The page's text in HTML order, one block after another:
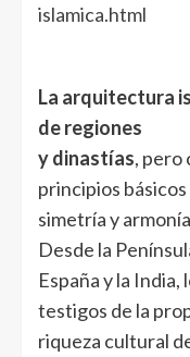
islamica.html
La arquitectura
de regiones
y dinastías, pero
principios
simetría y
Desde la
España y la
testigos de la
riqueza cultural